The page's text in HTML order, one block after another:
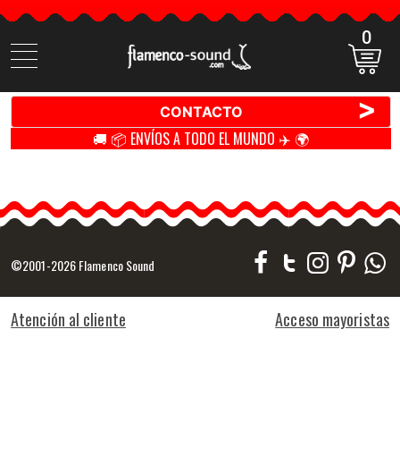
Buscar
productos
0
CONTACTO >
🚚 📦 ENVÍOS A TODO EL MUNDO ✈️ 🌍
©2001-2026 Flamenco Sound
Atención al cliente Acceso mayoristas